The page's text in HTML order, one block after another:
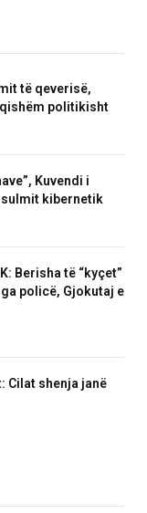
të qeverisë,
politikisht
Kuvendi i
kibernetik
Berisha të “kyçet”
policë, Gjokutaj e
Cilat shenja janë